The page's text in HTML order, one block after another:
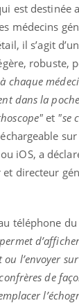
est destinée
médecins
il s’agit
robuste,
chaque
dans la
et "se
iOS, a
directeur
téléphone
l’envoyer
de